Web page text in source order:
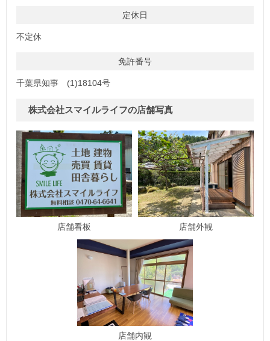
定休日
不定休
免許番号
千葉県知事 (1)18104号
株式会社スマイルライフの店舗写真
店舗看板 店舗外観
店舗内観